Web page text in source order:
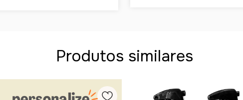
Produtos similares